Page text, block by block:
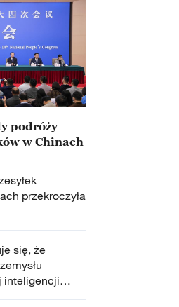
podróży
w Chinach
przekroczyła
się, że
inteligencji